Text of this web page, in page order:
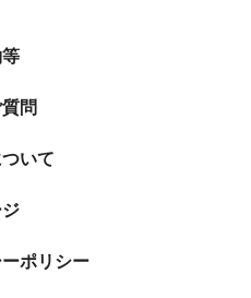
問
いて
ポリシー